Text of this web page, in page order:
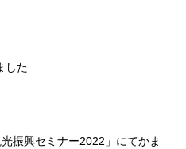
した
振興セミナー2022」にてかま